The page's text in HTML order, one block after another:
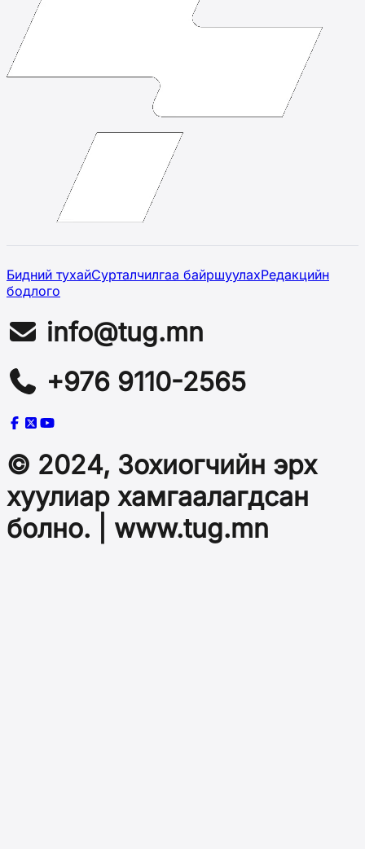
Бидний тухайСурталчилгаа байршуулахРедакцийн
бодлого
info@tug.mn
+976 9110-2565
© 2024, Зохиогчийн эрх
хуулиар хамгаалагдсан
болно. | www.tug.mn